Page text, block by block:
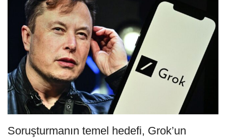
Soruşturmanın temel hedefi, Grok’un